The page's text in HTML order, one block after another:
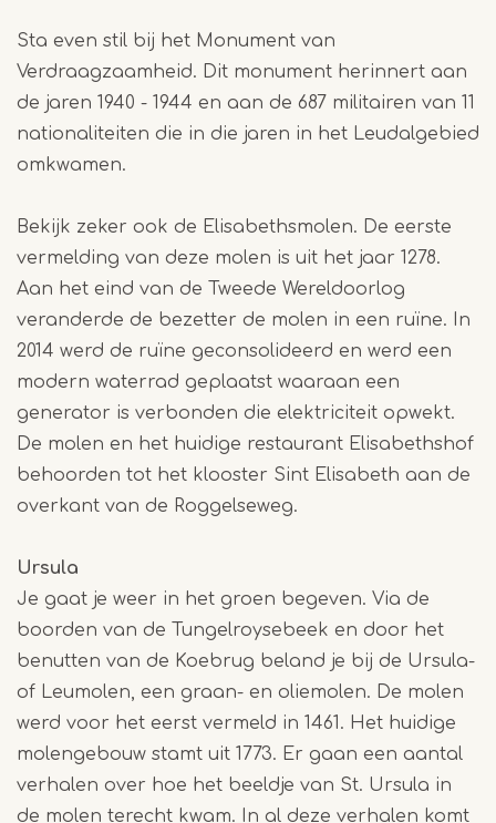
Sta even stil bij het Monument van
Verdraagzaamheid. Dit monument herinnert aan
de jaren 1940 - 1944 en aan de 687 militairen van 11
nationaliteiten die in die jaren in het Leudalgebied
omkwamen.
Bekijk zeker ook de Elisabethsmolen. De eerste
vermelding van deze molen is uit het jaar 1278.
Aan het eind van de Tweede Wereldoorlog
veranderde de bezetter de molen in een ruïne. In
2014 werd de ruïne geconsolideerd en werd een
modern waterrad geplaatst waaraan een
generator is verbonden die elektriciteit opwekt.
De molen en het huidige restaurant Elisabethshof
behoorden tot het klooster Sint Elisabeth aan de
overkant van de Roggelseweg.
Ursula
Je gaat je weer in het groen begeven. Via de
boorden van de Tungelroysebeek en door het
benutten van de Koebrug beland je bij de Ursula-
of Leumolen, een graan- en oliemolen. De molen
werd voor het eerst vermeld in 1461. Het huidige
molengebouw stamt uit 1773. Er gaan een aantal
verhalen over hoe het beeldje van St. Ursula in
de molen terecht kwam. In al deze verhalen komt